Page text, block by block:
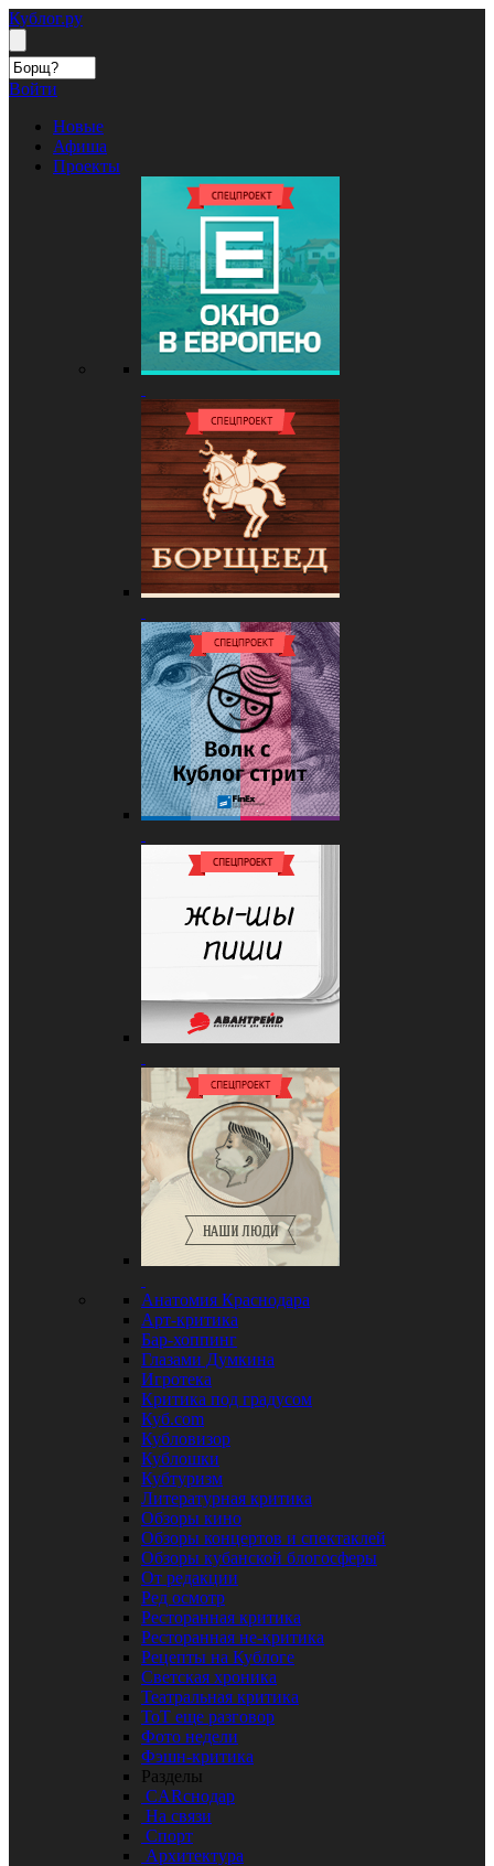
Кублог.ру
Войти
Новые
Афиша
Проекты
Анатомия Краснодара
Арт-критика
Бар-хоппинг
Глазами Думкина
Игротека
Критика под градусом
Куб.com
Кубловизор
Кублошки
Кубтуризм
Литературная критика
Обзоры кино
Обзоры концертов и спектаклей
Обзоры кубанской блогосферы
От редакции
Ред осмотр
Ресторанная критика
Ресторанная не-критика
Рецепты на Кублоге
Светская хроника
Театральная критика
ТоТ еще разговор
Фото недели
Фэшн-критика
Разделы
CARснодар
На связи
Спорт
Архитектура